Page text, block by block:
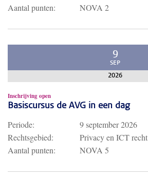
Aantal punten:
NOVA 2
9
SEP
2026
Inschrijving open
Basiscursus de AVG in een dag
Periode:
9 september 2026
Rechtsgebied:
Privacy en ICT recht
Aantal punten:
NOVA 5